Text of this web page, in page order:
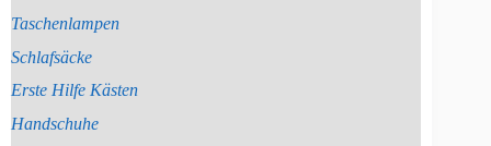
Taschenlampen
Schlafsäcke
Erste Hilfe Kästen
Handschuhe